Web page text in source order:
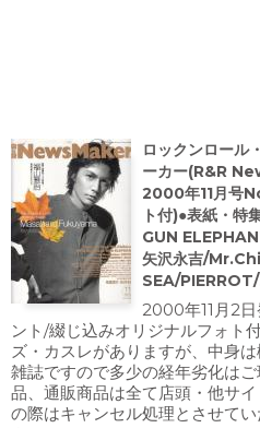
ロックンロール
ーカー(R&R
2000年11月号
ト付)●表紙・
GUN
矢沢永吉/
SEA/
2000年11月2
ント/綴じ込みオリジナルフォト
ズ・カスレがありますが、中身
雑誌ですので多少の経年劣化は
品、通販商品は全て店頭・他サ
の際はキャンセル処理とさせて